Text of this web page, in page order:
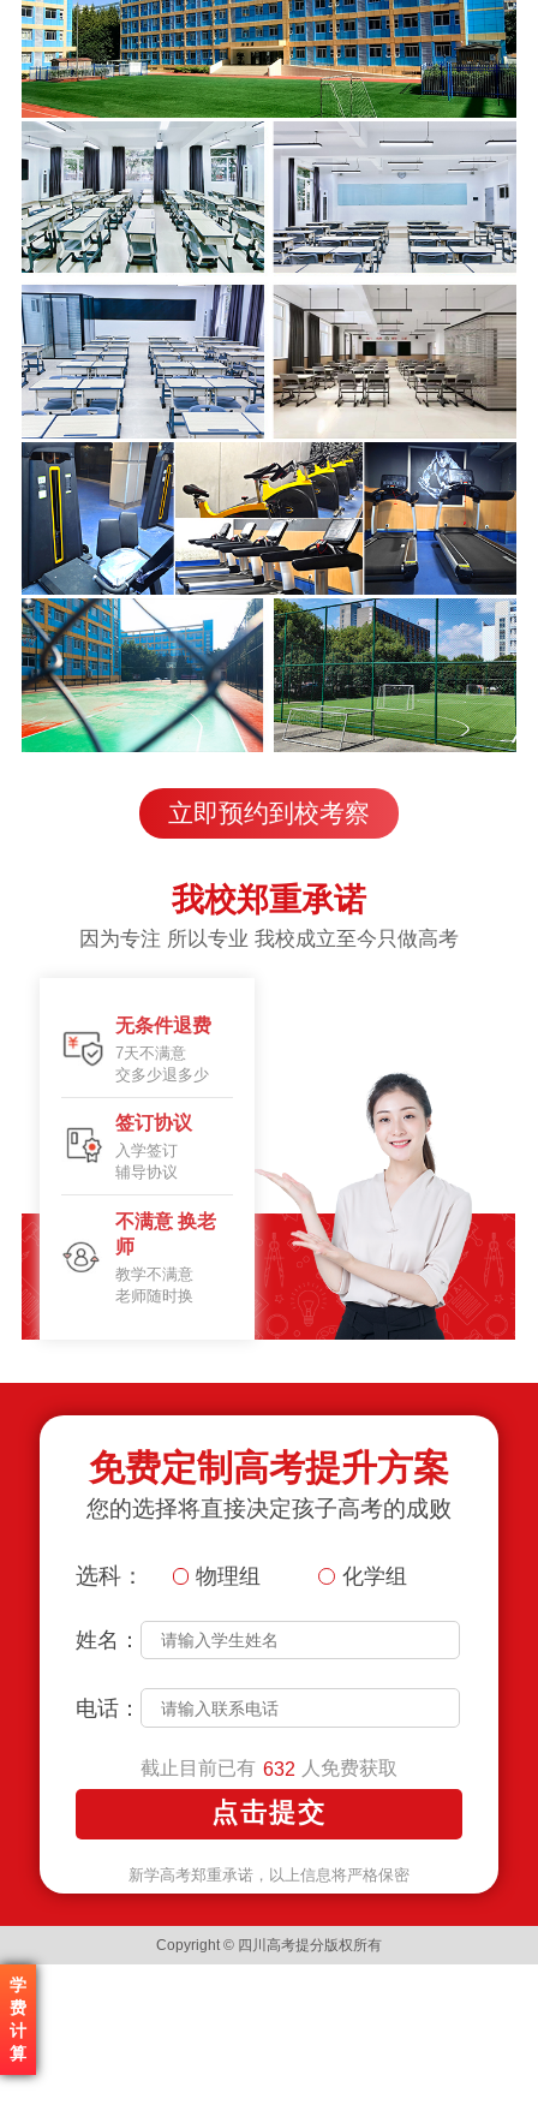
立即预约到校考察
我校郑重承诺
因为专注 所以专业 我校成立至今只做高考
无条件退费
7天不满意
交多少退多少
签订协议
入学签订
辅导协议
不满意 换老
师
教学不满意
老师随时换
免费定制高考提升方案
您的选择将直接决定孩子高考的成败
选科： 物理组 化学组
姓名：
电话：
截止目前已有 632 人免费获取
新学高考郑重承诺，以上信息将严格保密
Copyright © 四川高考提分版权所有
学
费
计
算